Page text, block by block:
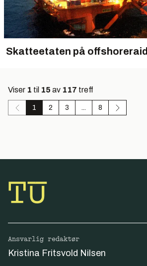
Skatteetaten på offshoreraid
Viser 1 til 15 av 117 treff
1 2 3 ... 8
Ansvarlig redaktør
Kristina Fritsvold Nilsen